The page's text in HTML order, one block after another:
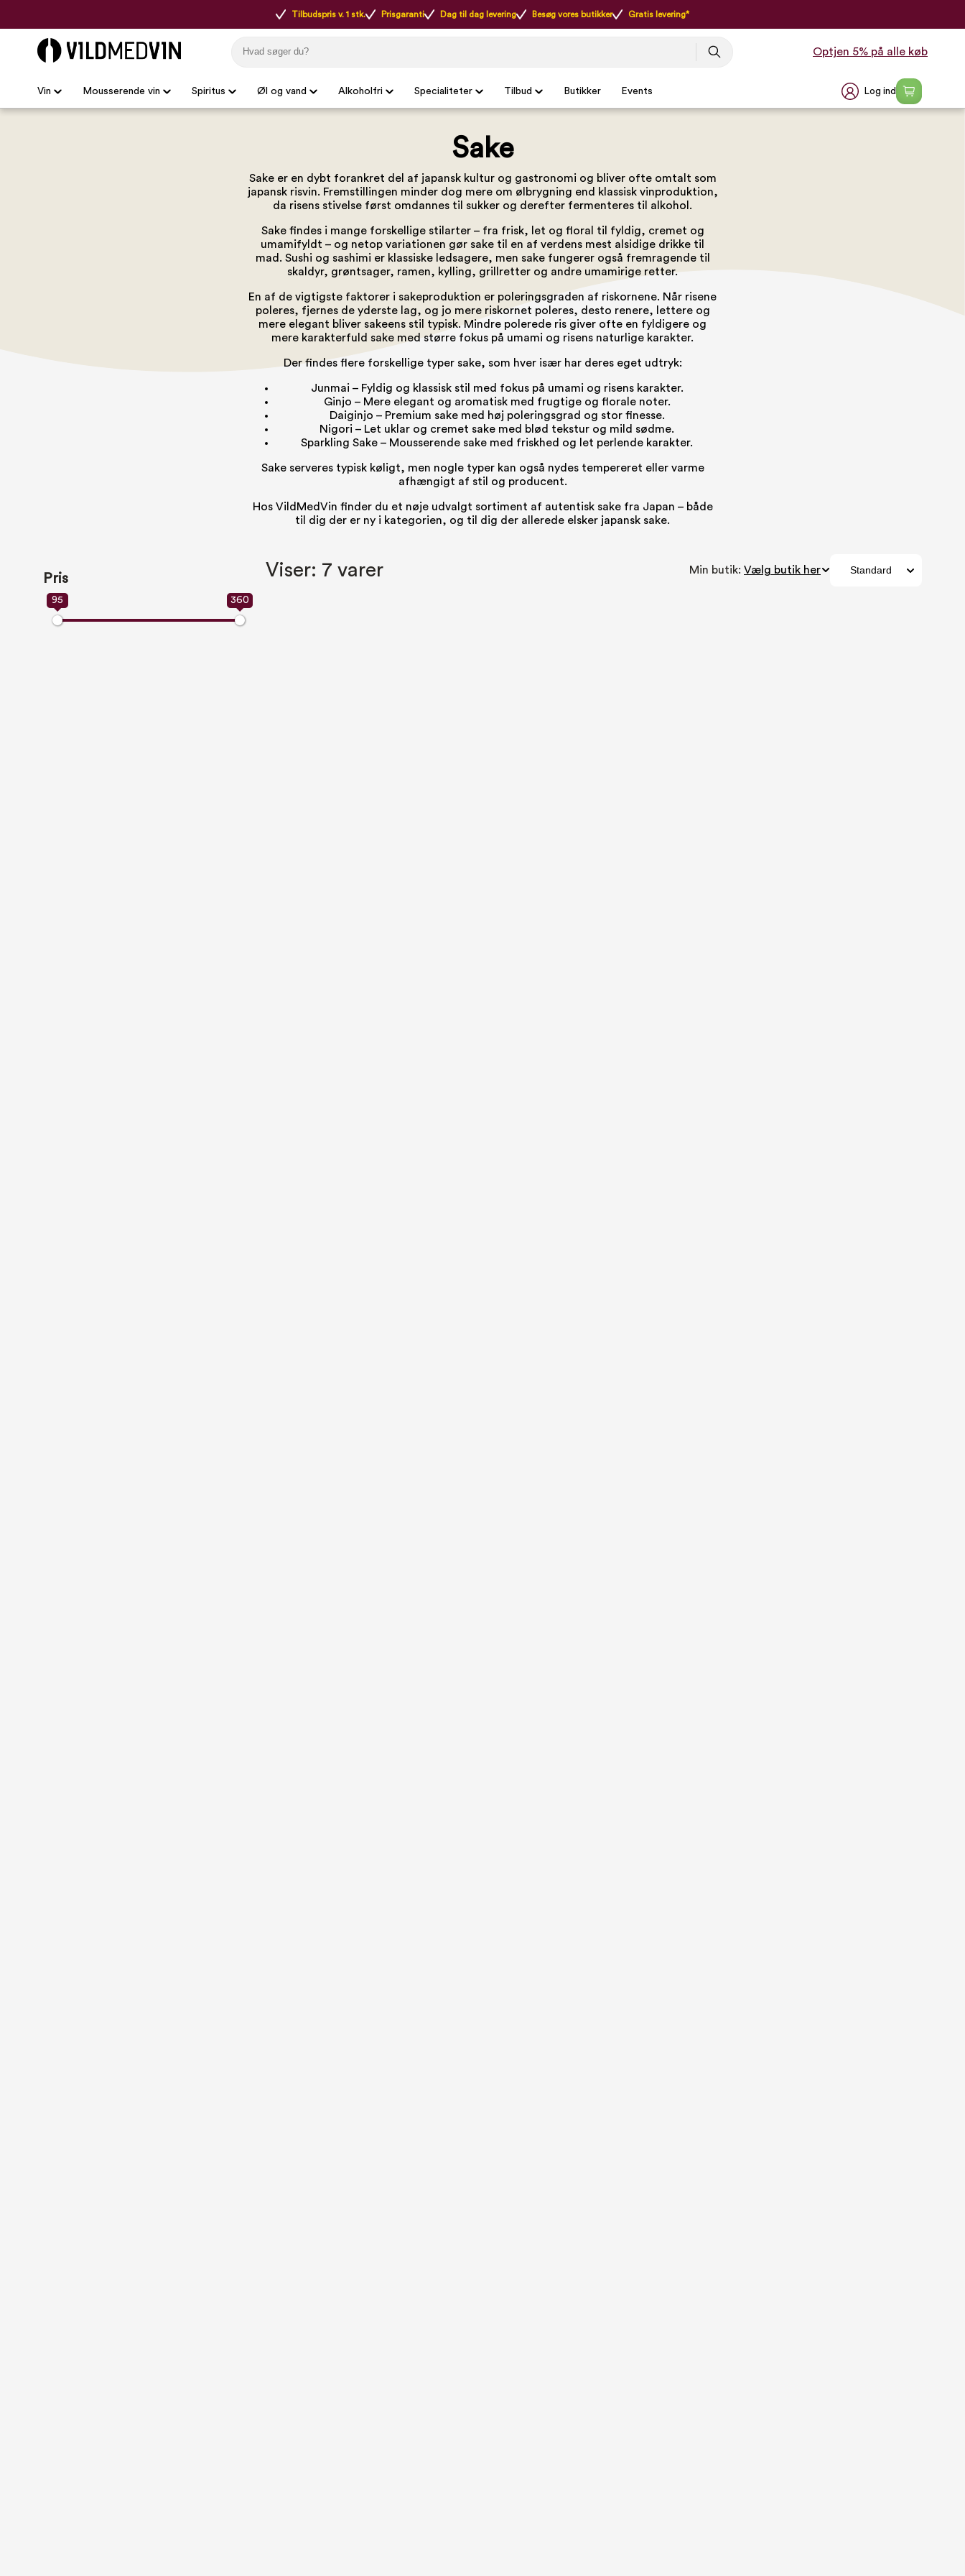
Tilbudspris v. 1 stk. Prisgaranti Dag til dag levering Besøg vores butikker Gratis levering*
Optjen 5% på alle køb
Vin Mousserende vin Spiritus Øl og vand Alkoholfri Specialiteter Tilbud Butikker Events Log ind
Sake
Sake er en dybt forankret del af japansk kultur og gastronomi og bliver ofte omtalt som
japansk risvin. Fremstillingen minder dog mere om ølbrygning end klassisk vinproduktion,
da risens stivelse først omdannes til sukker og derefter fermenteres til alkohol.
Sake findes i mange forskellige stilarter – fra frisk, let og floral til fyldig, cremet og
umamifyldt – og netop variationen gør sake til en af verdens mest alsidige drikke til
mad. Sushi og sashimi er klassiske ledsagere, men sake fungerer også fremragende til
skaldyr, grøntsager, ramen, kylling, grillretter og andre umamirige retter.
En af de vigtigste faktorer i sakeproduktion er poleringsgraden af riskornene. Når risene
poleres, fjernes de yderste lag, og jo mere riskornet poleres, desto renere, lettere og
mere elegant bliver sakeens stil typisk. Mindre polerede ris giver ofte en fyldigere og
mere karakterfuld sake med større fokus på umami og risens naturlige karakter.
Der findes flere forskellige typer sake, som hver især har deres eget udtryk:
Junmai – Fyldig og klassisk stil med fokus på umami og risens karakter.
Ginjo – Mere elegant og aromatisk med frugtige og florale noter.
Daiginjo – Premium sake med høj poleringsgrad og stor finesse.
Nigori – Let uklar og cremet sake med blød tekstur og mild sødme.
Sparkling Sake – Mousserende sake med friskhed og let perlende karakter.
Sake serveres typisk køligt, men nogle typer kan også nydes tempereret eller varme
afhængigt af stil og producent.
Hos VildMedVin finder du et nøje udvalgt sortiment af autentisk sake fra Japan – både
til dig der er ny i kategorien, og til dig der allerede elsker japansk sake.
Pris
95 360
Viser: 7 varer Min butik: